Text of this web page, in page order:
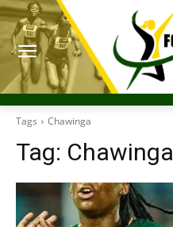
Tags Chawinga
Tag: Chawinga